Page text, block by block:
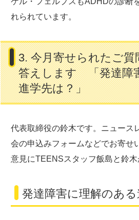
れられています。
3. 今月寄せられたご
答えします 「発達障
進学先は？」
代表取締役の鈴木です。ニュース
会の申込みフォームなどでお寄せ
意見にTEENSスタッフ飯島と鈴木
発達障害に理解のある